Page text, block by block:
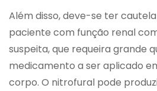
Além disso, deve-se ter
paciente com função renal
suspeita, que requeira grande
medicamento a ser aplicado
corpo. O nitrofural pode